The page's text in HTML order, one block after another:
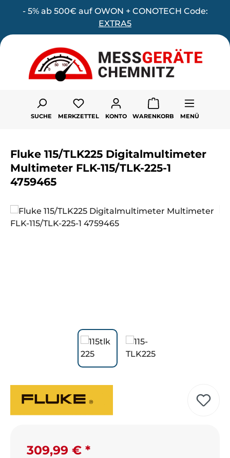
Zum Hauptinhalt springen
- 5% ab 500€ auf OWON + CONOTECH Code:
EXTRA5
SUCHE
Du hast 0 Produkte auf dem
MERKZETTEL KONTO WARENKORB MENÜ
Fluke 115/TLK225 Digitalmultimeter
Multimeter FLK-115/TLK-225-1
4759465
Bildergalerie überspringen
Regulärer Preis:
309,99 €